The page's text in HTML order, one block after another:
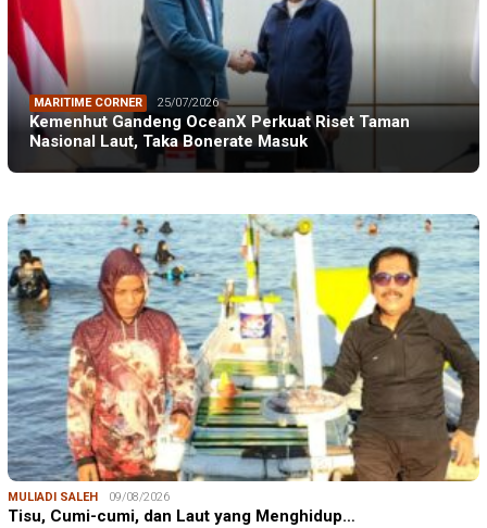
MARITIME CORNER 25/07/2026
Kemenhut Gandeng OceanX Perkuat Riset Taman
Nasional Laut, Taka Bonerate Masuk
MULIADI SALEH 09/08/2026
Tisu, Cumi-cumi, dan Laut yang Menghidup…